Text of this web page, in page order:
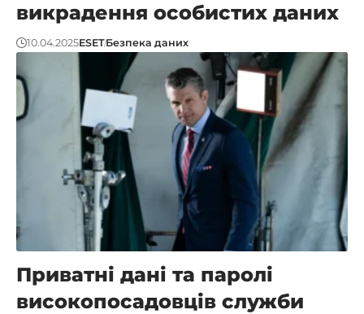
викрадення особистих даних
10.04.2025ESETБезпека даних
Приватні дані та паролі
високопосадовців служби